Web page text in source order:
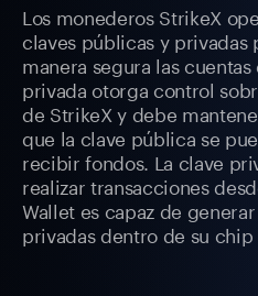
Los monederos StrikeX
claves públicas y privadas
manera segura las
privada otorga control
de StrikeX y debe
que la clave pública se
recibir fondos. La clave
realizar transacciones
Wallet es capaz de
privadas dentro de su chip